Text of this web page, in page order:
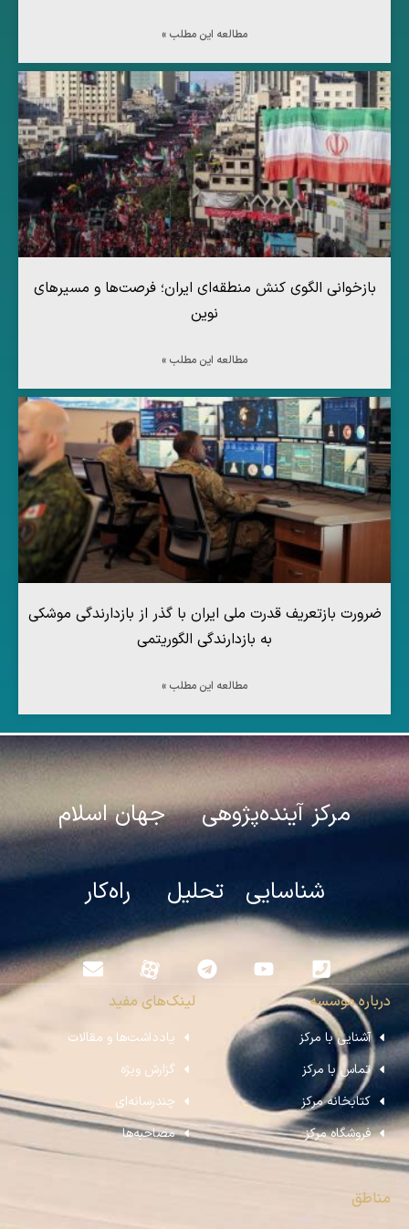
مطالعه این مطلب »
بازخوانی الگوی کنش منطقه‌ای ایران؛ فرصت‌ها و مسیرهای
نوین
مطالعه این مطلب »
ضرورت بازتعریف قدرت ملی ایران با گذر از بازدارندگی موشکی
به بازدارندگی الگوریتمی
مطالعه این مطلب »
مرکز آینده‌پژوهی جهان اسلام
شناسایی تحلیل راه‌کار
درباره موسسه
آشنایی با مرکز
تماس با مرکز
کتابخانه مرکز
فروشگاه مرکز
لینک‌های مفید
یادداشت‌ها و مقالات
گزارش ویژه
چندرسانه‌ای
مصاحبه‌ها
مناطق